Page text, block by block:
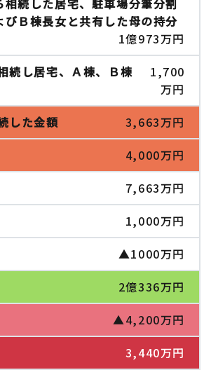
1億973万円
1,700
万円
3,663万円
4,000万円
7,663万円
1,000万円
▲1000万円
2億336万円
▲4,200万円
3,440万円